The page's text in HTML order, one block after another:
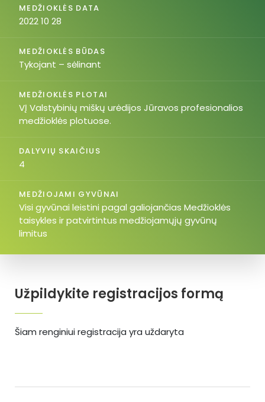
Užpildykite registracijos formą
Šiam renginiui registracija yra uždaryta
MEDŽIOKLĖS DATA
2022 10 28
MEDŽIOKLĖS BŪDAS
Tykojant – sėlinant
MEDŽIOKLĖS PLOTAI
VĮ Valstybinių miškų urėdijos Jūravos profesionalios
medžioklės plotuose.
DALYVIŲ SKAIČIUS
4
MEDŽIOJAMI GYVŪNAI
Visi gyvūnai leistini pagal galiojančias Medžioklės
taisykles ir patvirtintus medžiojamųjų gyvūnų
limitus